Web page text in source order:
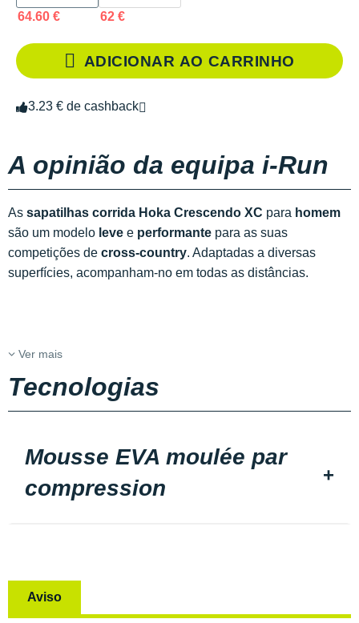
64.60 € 62 €
ADICIONAR AO CARRINHO
3.23 € de cashback
A opinião da equipa i-Run
As sapatilhas corrida Hoka Crescendo XC para homem
são um modelo leve e performante para as suas
competições de cross-country. Adaptadas a diversas
superfícies, acompanham-no em todas as distâncias.
Ver mais
Tecnologias
Mousse EVA moulée par
compression
Aviso